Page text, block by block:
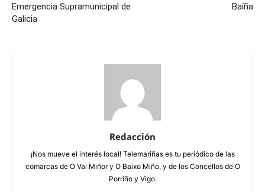
Emergencia Supramunicipal de
Galicia
Baíña
Redacción
¡Nos mueve el interés local! Telemariñas es tu periódico de las
comarcas de O Val Miñor y O Baixo Miño, y de los Concellos de O
Porriño y Vigo.